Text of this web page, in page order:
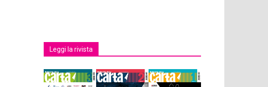
Leggi la rivista